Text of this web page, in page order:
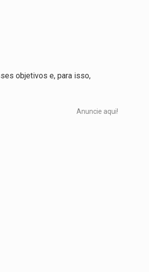
objetivos e, para isso,
Anuncie aqui!